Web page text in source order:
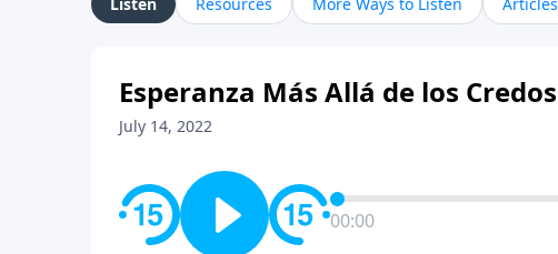
Esperanza Más Allá de los Credos
July 14, 2022
00:00